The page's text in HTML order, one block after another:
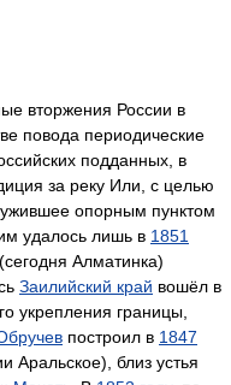
вторжения России в
повода периодические
подданных, в
за реку Или, с целью
опорным пунктом
удалось лишь в 1851
Алматинка)
Заилийский край вошёл в
укрепления границы,
построил в 1847
Аральское), близ устья